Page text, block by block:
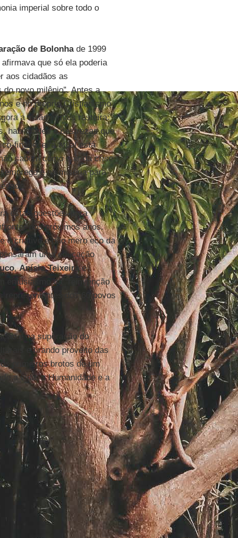
imperial sobre todo o
de Bolonhade 1999
que só ela poderia
aos cidadãos as
novo milênio”. Antes a
e no próprio Cristianismo
a visão é mais rasteira:
habilidades e destrezas que
finaneceira atual está
sabem como sair da crise
e na miséria para
estas questões para
nos próximos anos.
e criativo e não mero eco da
uma educação
,Anísio Teixeirae
entusiasmo da “reinvenção
representantes dos 60 povos
e na superação do
e tirando proveito das
primeiros brotos de um
a vida, a Humanidade e a